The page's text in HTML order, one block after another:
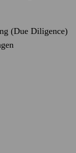
(Due Diligence)